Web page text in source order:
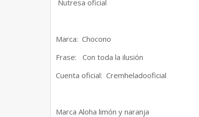
Nutresa oficial
Marca: Chocono
Frase: Con toda la ilusión
Cuenta oficial: Cremheladooficial
Marca Aloha limón y naranja